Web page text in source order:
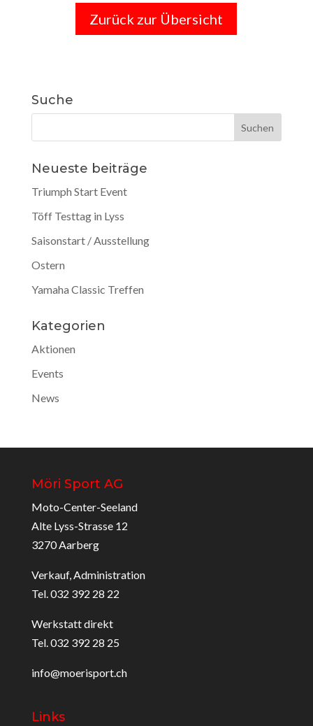
Zurück zur Übersicht
Suche
Neueste beiträge
Triumph Start Event
Töff Testtag in Lyss
Saisonstart / Ausstellung
Ostern
Yamaha Classic Treffen
Kategorien
Aktionen
Events
News
Möri Sport AG
Moto-Center-Seeland
Alte Lyss-Strasse 12
3270 Aarberg
Verkauf, Administration
Tel. 032 392 28 22
Werkstatt direkt
Tel. 032 392 28 25
info@moerisport.ch
Links